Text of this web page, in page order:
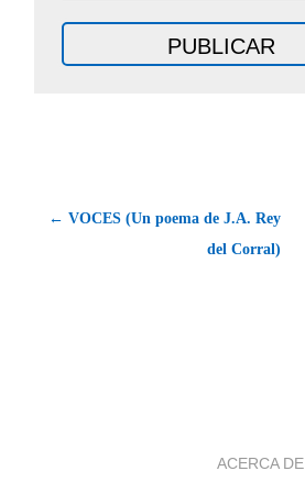
← VOCES (Un poema de J.A. Rey
del Corral)
ACERCA DE